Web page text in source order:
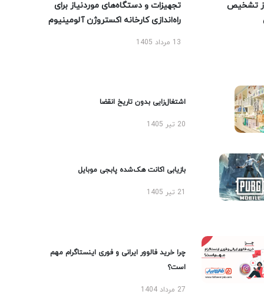
تشخیص
تجهیزات و دستگاه‌های موردنیاز برای
راه‌اندازی کارخانه اکستروژن آلومینیوم
13 مرداد 1405
اشتغال‌زایی بدون تاریخ انقضا
20 تیر 1405
بازیابی اکانت هک‌شده پابجی موبایل
چرا خرید فالوور ایرانی و فوری اینستاگرام مهم
است؟
27 مرداد 1404